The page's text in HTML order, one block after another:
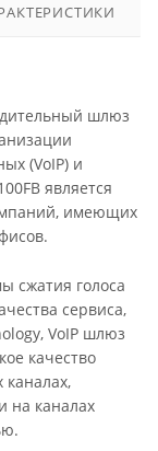
шлюз
(VoIP) и
является
имеющих
сжатия голоса
сервиса,
VoIP шлюз
качество
на каналах